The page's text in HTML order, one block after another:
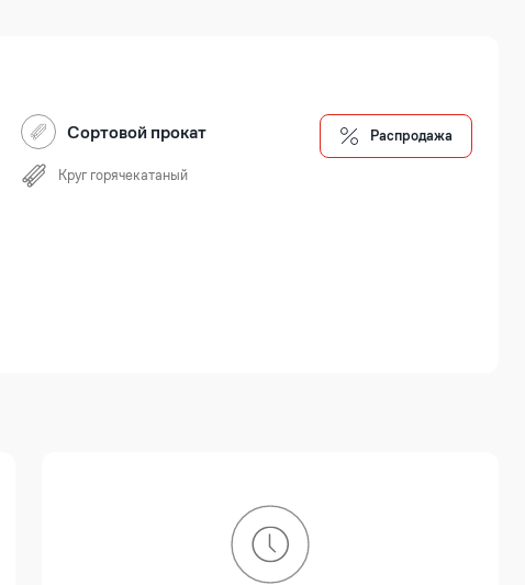
Сортовой прокат
Круг горячекатаный
Распродажа